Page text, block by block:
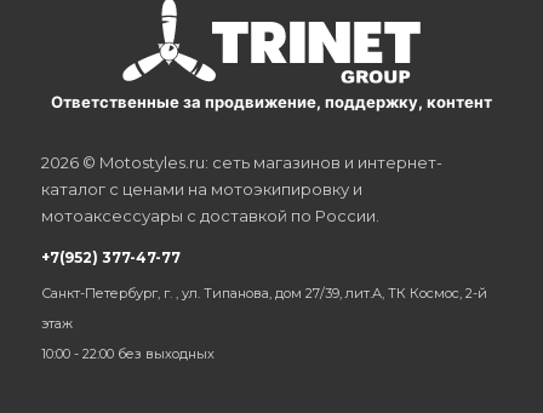
Ответственные за продвижение, поддержку, контент
2026 © Motostyles.ru: сеть магазинов и интернет-
каталог с ценами на мотоэкипировку и
мотоаксессуары с доставкой по России.
+7(952) 377-47-77
Санкт-Петербург, г. , ул. Типанова, дом 27/39, лит.А, ТК Космос, 2-й
этаж
10:00 - 22:00 без выходных